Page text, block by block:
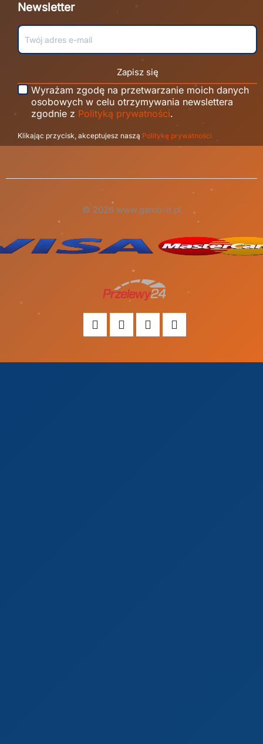
Newsletter
Zapisz się
Wyrażam zgodę na przetwarzanie moich danych
osobowych w celu otrzymywania newslettera
zgodnie z Polityką prywatności.
Klikając przycisk, akceptujesz naszą Politykę prywatności
© 2026 www.gamb-it.pl